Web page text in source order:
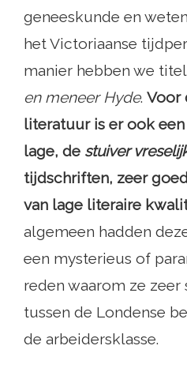
geneeskunde en
het Victoriaanse
manier hebben we
en meneer Hyde. Voor
literatuur is er ook
lage, de stuiver
tijdschriften, zeer
van lage literaire
algemeen hadden
een mysterieus of
reden waarom ze zeer
tussen de Londense
de arbeidersklasse.